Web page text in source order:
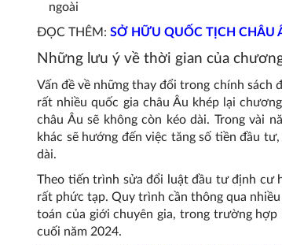
ngoài
ĐỌC THÊM: SỞ HỮU QUỐC TỊCH CHÂU
Những lưu ý về thời gian của
Vấn đề về những thay đổi trong chính sách
rất nhiều quốc gia châu Âu khép lại
châu Âu sẽ không còn kéo dài. Trong vài
khác sẽ hướng đến việc tăng số tiền đầu
dài.
Theo tiến trình sửa đổi luật đầu tư định cư
rất phức tạp. Quy trình cần thông qua
toán của giới chuyên gia, trong trường
cuối năm 2024.